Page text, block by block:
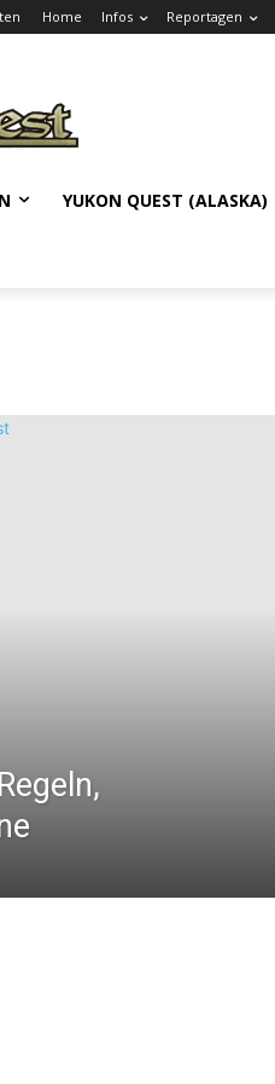
Home Infos Reportagen
YUKON QUEST (ALASKA)